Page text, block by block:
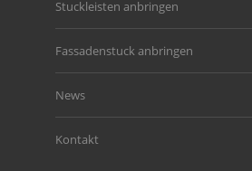
Stuckleisten anbringen
Fassadenstuck anbringen
News
Kontakt